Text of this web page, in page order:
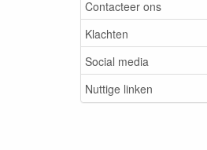
Contacteer ons
Klachten
Social media
Nuttige linken